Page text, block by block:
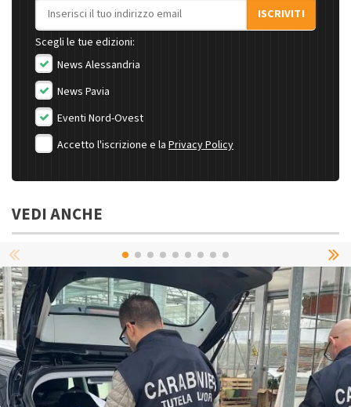
Indirizzo email
ISCRIVITI
Scegli le tue edizioni:
News Alessandria
News Pavia
Eventi Nord-Ovest
Accetto l'iscrizione e la Privacy Policy
VEDI ANCHE